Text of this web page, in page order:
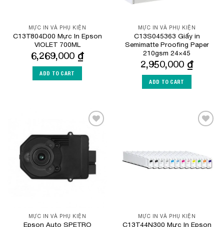
MỰC IN VÀ PHỤ KIỆN
C13T804D00 Mực In Epson
VIOLET 700ML
6,269,000 ₫
ADD TO CART
MỰC IN VÀ PHỤ KIỆN
C13S045363 Giấy in
Semimatte Proofing Paper
210gsm 24×45
2,950,000 ₫
ADD TO CART
Add to
Wishlist
MỰC IN VÀ PHỤ KIỆN
Epson Auto SPETRO
MỰC IN VÀ PHỤ KIỆN
C13T44N300 Mực In Epson